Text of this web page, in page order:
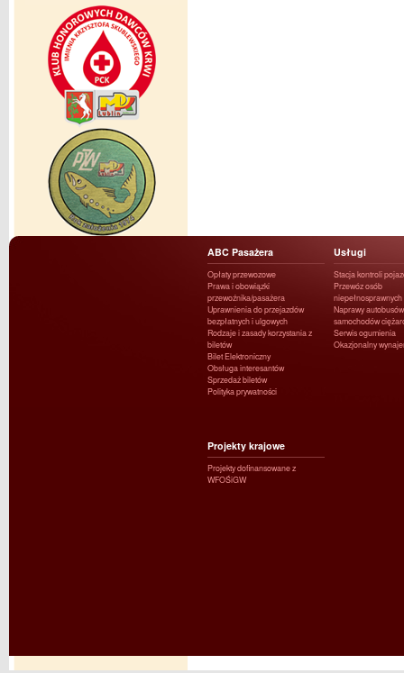
ABC Pasażera
Opłaty przewozowe
Prawa i obowiązki
przewoźnika/pasażera
Uprawnienia do przejazdów
bezpłatnych i ulgowych
Rodzaje i zasady korzystania z
biletów
Bilet Elektroniczny
Obsługa interesantów
Sprzedaż biletów
Polityka prywatności
Usługi
Stacja kontroli
Przewóz osób
niepełnosprawnych
Naprawy
samochodów
Serwis ogumienia
Okazjonalny
Projekty krajowe
Projekty dofinansowane z
WFOŚiGW